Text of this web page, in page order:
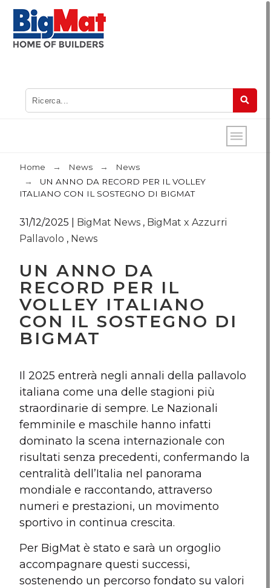
Home News
News
UN ANNO DA RECORD PER IL VOLLEY
ITALIANO CON IL SOSTEGNO DI BIGMAT
31/12/2025 BigMat News , BigMat x Azzurri
Pallavolo , News
UN ANNO DA
RECORD PER IL
VOLLEY ITALIANO
CON IL SOSTEGNO DI
BIGMAT
Il 2025 entrerà negli annali della pallavolo
italiana come una delle stagioni più
straordinarie di sempre. Le Nazionali
femminile e maschile hanno infatti
dominato la scena internazionale con
risultati senza precedenti, confermando la
centralità dell’Italia nel panorama
mondiale e raccontando, attraverso
numeri e prestazioni, un movimento
sportivo in continua crescita.
Per BigMat è stato e sarà un orgoglio
accompagnare questi successi,
sostenendo un percorso fondato su valori